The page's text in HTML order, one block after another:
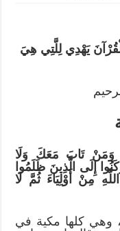
يَهْدِي لِلَّتِي هِيَ
وَمَنْ تَابَ مَعَكَ وَلَا
إِلَى الَّذِينَ ظَلَمُوا
مِنْ أَوْلِيَاءَ ثُمَّ لَا
وهي كلها مكية في